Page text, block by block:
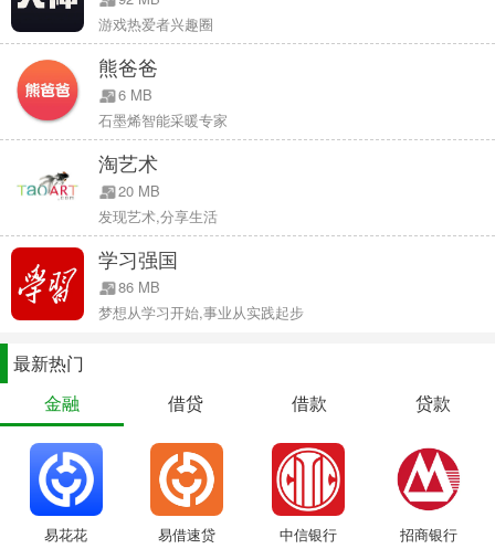
至于这项功能是否改变了自己的设备使用习惯，库克说，他并没有减
少使用手机的时间，不过却以此改变了查看通知的习惯。
青少年使用保护
苹果曾试图在 iOS 12 的屏幕使用时间功能中，给父母控制权来管理
孩子使用设备。这位苹果公司的 CEO 指出，尽管有许多不同的育儿
方式，但对于过度使用电子设备并没有一个比较通用的解决方案。
当被问及如何应对不断出现的社交媒体带来的挑战时，库克同样寄希
继续在屏幕使用时间上做工作，进一步完善应用程序的年龄限制、家
“我们试图做的是给父母控制权。我们都知道，为人父母没有标准。对
于什么应该允许，什么不应该，人们有不同的看法。…对您、我和每
个人来说，合理的定义是不同的。”
游戏热爱者兴趣圈
熊爸爸
6 MB
石墨烯智能采暖专家
淘艺术
20 MB
发现艺术,分享生活
学习强国
86 MB
梦想从学习开始,事业从实践起步
最新热门
金融
借贷 借款 贷款
易花花 易借速贷 中信银行 招商银行